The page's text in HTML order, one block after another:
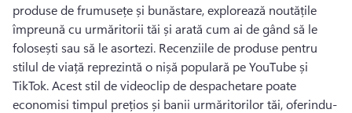
produse de frumusețe și bunăstare, explorează noutățile
împreună cu urmăritorii tăi și arată cum ai de gând să le
folosești sau să le asortezi. Recenziile de produse pentru
stilul de viață reprezintă o nișă populară pe YouTube și
TikTok. Acest stil de videoclip de despachetare poate
economisi timpul prețios și banii urmăritorilor tăi, oferindu-